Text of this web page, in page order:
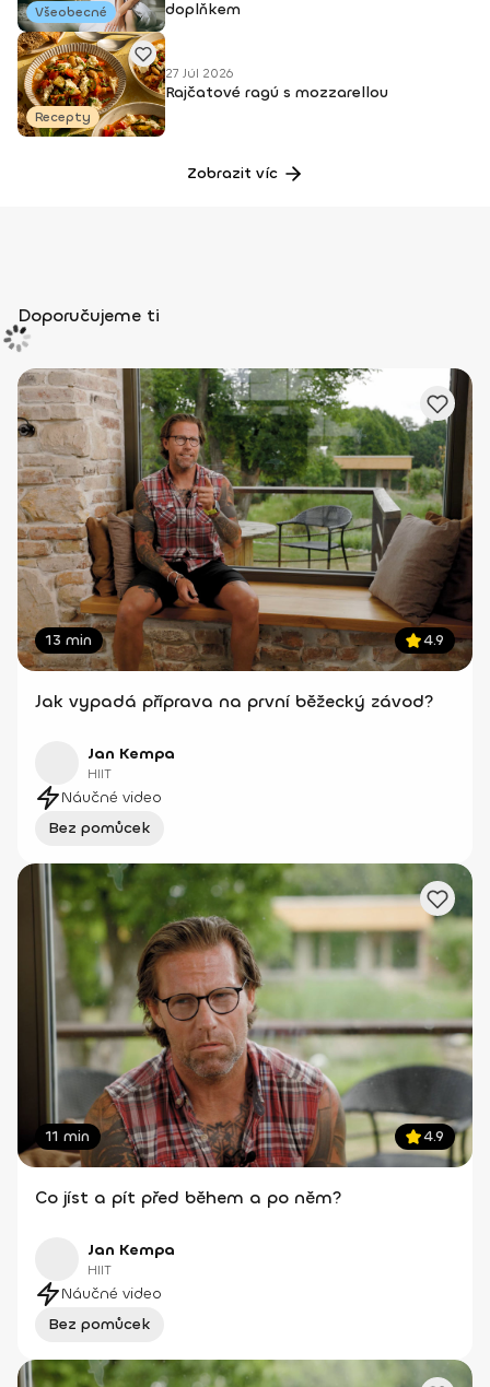
Všeobecné doplňkem
Recepty
27 Júl 2026
Rajčatové ragú s mozzarellou
Zobrazit víc
Doporučujeme ti
13 min 4.9
Jak vypadá příprava na první běžecký závod?
Jan Kempa
HIIT
Náučné video
Bez pomůcek
11 min 4.9
Co jíst a pít před během a po něm?
Jan Kempa
HIIT
Náučné video
Bez pomůcek